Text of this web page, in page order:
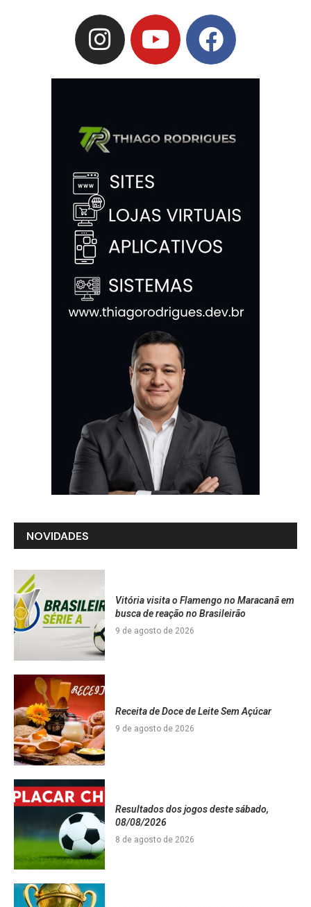
NOVIDADES
Vitória visita o Flamengo no Maracanã em
busca de reação no Brasileirão
9 de agosto de 2026
Receita de Doce de Leite Sem Açúcar
9 de agosto de 2026
Resultados dos jogos deste sábado,
08/08/2026
8 de agosto de 2026